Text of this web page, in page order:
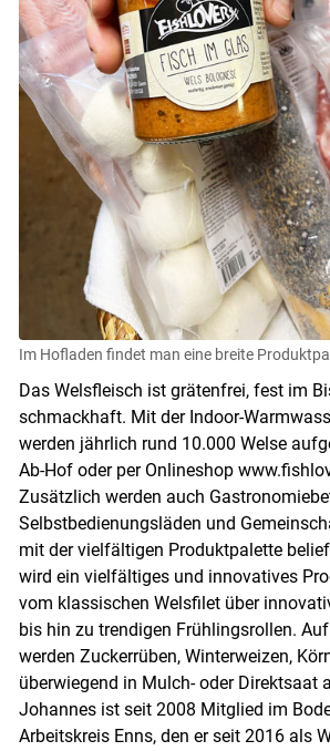
Im Hofladen findet man eine breite
Das Welsfleisch ist grätenfrei, fest im
schmackhaft. Mit der Indoor-
werden jährlich rund 10.000 Welse
Ab-Hof oder per Onlineshop
Zusätzlich werden auch
Selbstbedienungsläden und
mit der vielfältigen Produktpalette
wird ein vielfältiges und innovatives
vom klassischen Welsfilet über
bis hin zu trendigen Frühlingsrollen.
werden Zuckerrüben, Winterweizen,
überwiegend in Mulch- oder Direktsaat
Johannes ist seit 2008 Mitglied im
Arbeitskreis Enns, den er seit 2016 als